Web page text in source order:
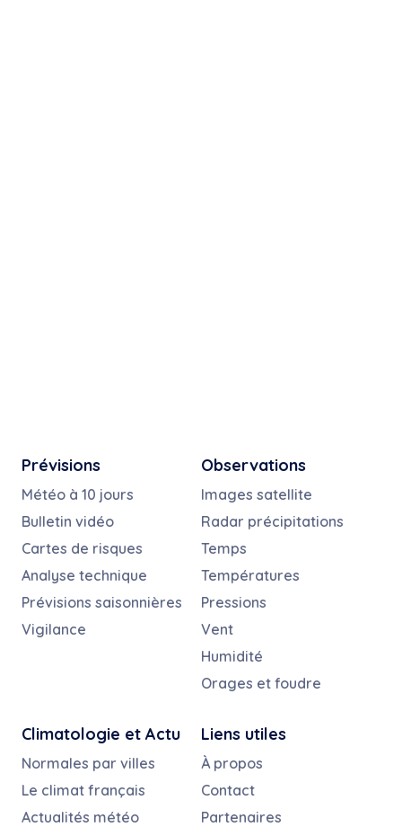
Prévisions
Météo à 10 jours
Bulletin vidéo
Cartes de risques
Analyse technique
Prévisions saisonnières
Vigilance
Observations
Images satellite
Radar précipitations
Temps
Températures
Pressions
Vent
Humidité
Orages et foudre
Climatologie et Actu
Normales par villes
Le climat français
Actualités météo
Liens utiles
À propos
Contact
Partenaires